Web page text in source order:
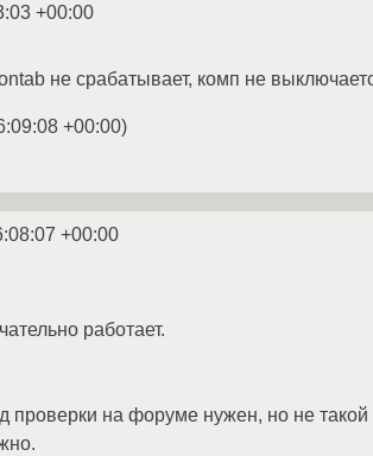
+00:00
не срабатывает, комп не
+00:00)
+00:00
работает.
на форуме нужен, но не такой